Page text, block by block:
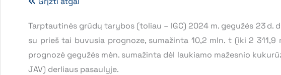
Tarptautinės grūdų tarybos (toliau – IGC) 2024 m. gegužės 23
su prieš tai buvusia prognoze, sumažinta 10,2 mln. t (iki 2
prognozė gegužės mėn. sumažinta dėl laukiamo mažesnio
JAV) derliaus pasaulyje.